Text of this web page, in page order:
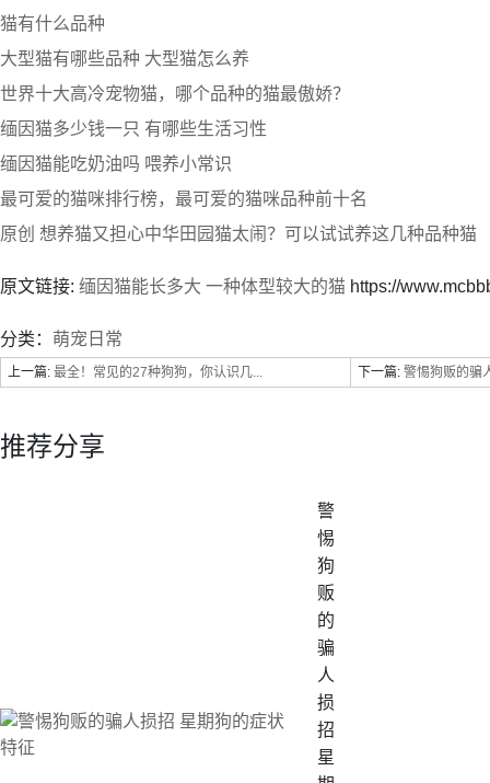
猫有什么品种
大型猫有哪些品种 大型猫怎么养
世界十大高冷宠物猫，哪个品种的猫最傲娇？
缅因猫多少钱一只 有哪些生活习性
缅因猫能吃奶油吗 喂养小常识
最可爱的猫咪排行榜，最可爱的猫咪品种前十名
原创 想养猫又担心中华田园猫太闹？可以试试养这几种品种猫
原文链接: 缅因猫能长多大 一种体型较大的猫 https://
分类： 萌宠日常
上一篇: 最全！常见的27种狗狗，你认识几... 下一篇: 警惕狗贩的骗
推荐分享
警
惕
狗
贩
的
骗
人
损
招
星